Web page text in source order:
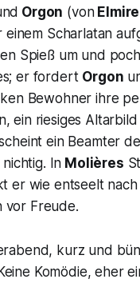
Orgon (vonElmire
Scharlatan
Spieß um und
er fordert Orgon
Bewohner ihre
ein riesiges Altarbild
ein Beamter
In Molières
er wie entseelt
vor Freude.
kurz und
Komödie, eher